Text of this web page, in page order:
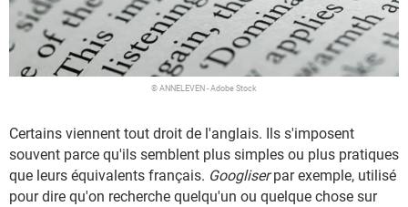
© ANNELEVEN - Adobe Stock
Certains viennent tout droit de l'anglais. Ils s'imposent
souvent parce qu'ils semblent plus simples ou plus pratiques
que leurs équivalents français. Googliserpar exemple, utilisé
pour dire qu'on recherche quelqu'un ou quelque chose sur